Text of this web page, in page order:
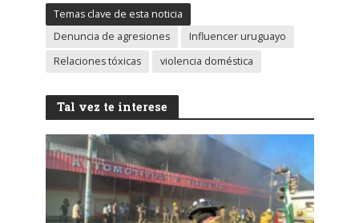
Temas clave de esta noticia
Denuncia de agresiones
Influencer uruguayo
Relaciones tóxicas
violencia doméstica
Tal vez te interese